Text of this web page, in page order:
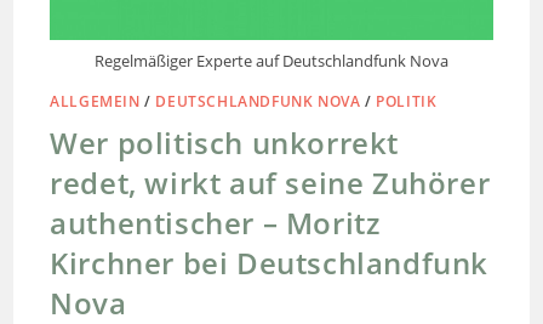
Regelmäßiger Experte auf Deutschlandfunk Nova
ALLGEMEIN / DEUTSCHLANDFUNK NOVA / POLITIK
Wer politisch unkorrekt
redet, wirkt auf seine Zuhörer
authentischer – Moritz
Kirchner bei Deutschlandfunk
Nova